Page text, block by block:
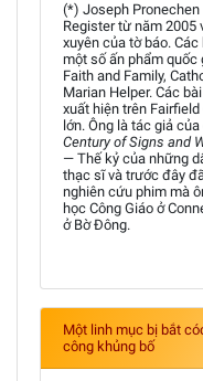
(*) Joseph
Register từ năm 2005
xuyên của tờ báo.
một số ấn phẩm quốc
Faith and Family,
Marian Helper. Các
xuất hiện trên
lớn. Ông là tác giả
Century of Signs and
— Thế kỷ của những
thạc sĩ và trước đây
nghiên cứu phim mà
học Công Giáo ở
ở Bờ Đông.
Một linh mục bị bắt
công khủng bố